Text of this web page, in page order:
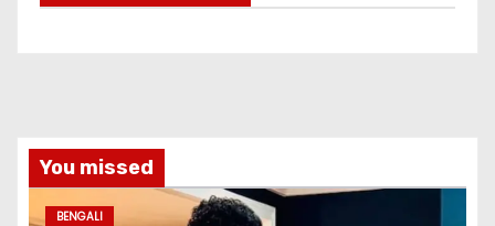
You missed
BENGALI